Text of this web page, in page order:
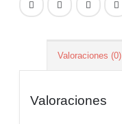
Valoraciones (0)
Valoraciones